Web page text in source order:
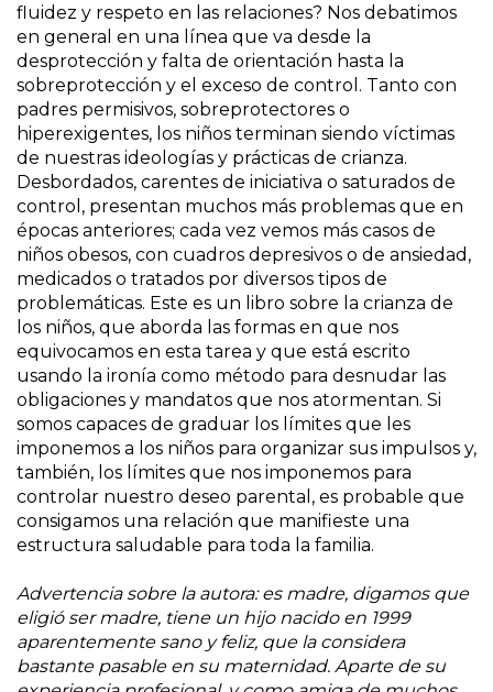
fluidez y respeto en las relaciones? Nos debatimos
en general en una línea que va desde la
desprotección y falta de orientación hasta la
sobreprotección y el exceso de control. Tanto con
padres permisivos, sobreprotectores o
hiperexigentes, los niños terminan siendo víctimas
de nuestras ideologías y prácticas de crianza.
Desbordados, carentes de iniciativa o saturados de
control, presentan muchos más problemas que en
épocas anteriores; cada vez vemos más casos de
niños obesos, con cuadros depresivos o de ansiedad,
medicados o tratados por diversos tipos de
problemáticas. Este es un libro sobre la crianza de
los niños, que aborda las formas en que nos
equivocamos en esta tarea y que está escrito
usando la ironía como método para desnudar las
obligaciones y mandatos que nos atormentan. Si
somos capaces de graduar los límites que les
imponemos a los niños para organizar sus impulsos y,
también, los límites que nos imponemos para
controlar nuestro deseo parental, es probable que
consigamos una relación que manifieste una
estructura saludable para toda la familia.
Advertencia sobre la autora: es madre, digamos que
eligió ser madre, tiene un hijo nacido en 1999
aparentemente sano y feliz, que la considera
bastante pasable en su maternidad. Aparte de su